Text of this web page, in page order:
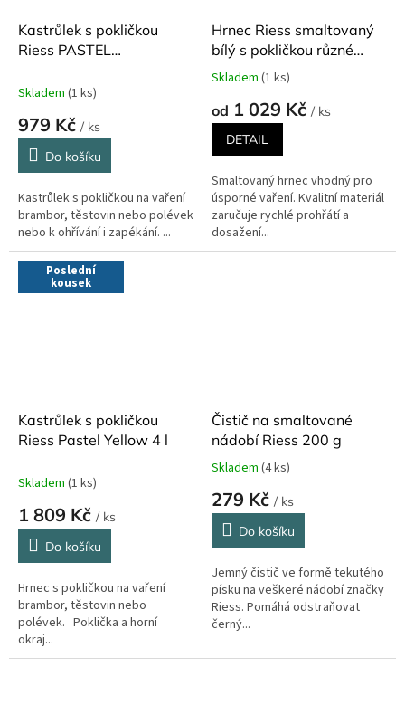
Kastrůlek s pokličkou
Riess PASTEL
cm
Skladem (1 ks)
979 Kč / ks
Do košíku
Kastrůlek s pokličkou na vaření
brambor, těstovin nebo polévek
nebo k ohřívání i zapékání. ...
Hrnec Riess smaltovaný
bílý s pokličkou různé
velikosti
Průměrné
produktu
5
hvězdiček.
Skladem (1 ks)
od 1 029 Kč / ks
DETAIL
Smaltovaný hrnec vhodný pro
úsporné vaření. Kvalitní materiál
zaručuje rychlé prohřátí a
dosažení...
Poslední
kousek
Kastrůlek s pokličkou
Riess Pastel Yellow 4 l
Skladem (1 ks)
1 809 Kč / ks
Do košíku
Hrnec s pokličkou na vaření
brambor, těstovin nebo
polévek. Poklička a horní
okraj...
Čistič na smaltované
nádobí Riess 200 g
Průměrné
hodnocení
produktu
5,0
5
hvězdiček.
Skladem (4 ks)
279 Kč / ks
Do košíku
Jemný čistič ve formě tekutého
písku na veškeré nádobí značky
Riess. Pomáhá odstraňovat
černý...